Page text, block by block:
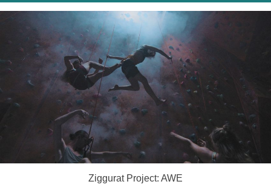
Ziggurat Project: AWE